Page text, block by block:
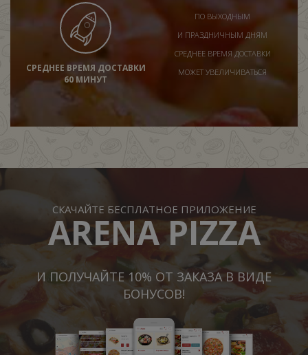
СРЕДНЕЕ ВРЕМЯ ДОСТАВКИ
60 МИНУТ
ПО ВЫХОДНЫМ
И ПРАЗДНИЧНЫМ ДНЯМ
СРЕДНЕЕ ВРЕМЯ ДОСТАВКИ
МОЖЕТ УВЕЛИЧИВАТЬСЯ
СКАЧАЙТЕ БЕСПЛАТНОЕ ПРИЛОЖЕНИЕ
ARENA PIZZA
И ПОЛУЧАЙТЕ 10% ОТ ЗАКАЗА В ВИДЕ
БОНУСОВ!